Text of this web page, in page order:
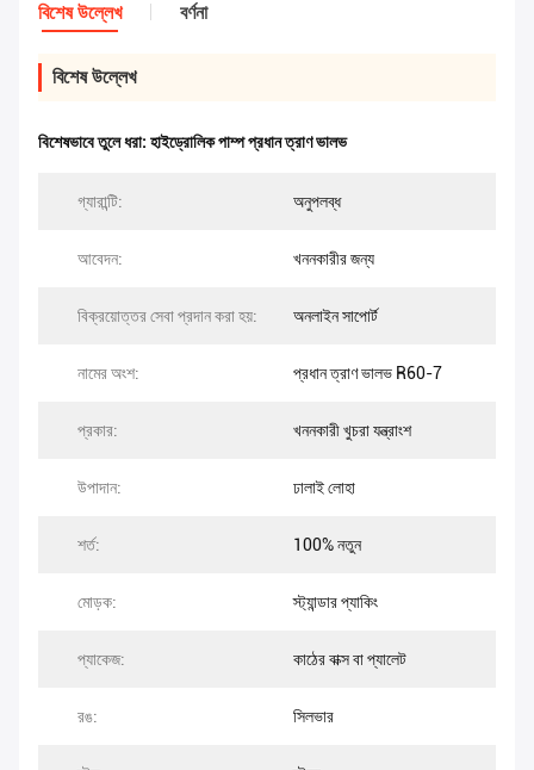
বিশেষ উল্লেখ বর্ণনা
বিশেষ উল্লেখ
বিশেষভাবে তুলে ধরা: হাইড্রোলিক পাম্প প্রধান ত্রাণ ভালভ
গ্যারান্টি: অনুপলব্ধ
আবেদন: খননকারীর জন্য
বিক্রয়োত্তর সেবা প্রদান করা হয়: অনলাইন সাপোর্ট
নামের অংশ: প্রধান ত্রাণ ভালভ R60-7
প্রকার: খননকারী খুচরা যন্ত্রাংশ
উপাদান: ঢালাই লোহা
শর্ত: 100% নতুন
মোড়ক: স্ট্যান্ডার প্যাকিং
প্যাকেজ: কাঠের বাক্স বা প্যালেট
রঙ: সিলভার